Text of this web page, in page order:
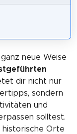
neue Weise
dir nicht nur
sondern
und
solltest.
historische Orte